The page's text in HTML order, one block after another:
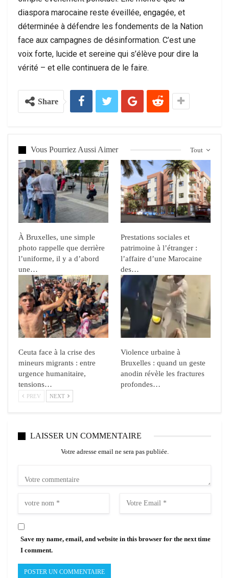
diaspora marocaine reste éveillée, engagée, et
déterminée à défendre les fondements de la Nation
face aux campagnes de désinformation. C’est une
voix forte, lucide et sereine qui s’élève pour dire la
vérité – et elle continuera de le faire.
Share
Tout
Vous Pourriez Aussi Aimer
À Bruxelles, une simple
photo rappelle que derrière
l’uniforme, il y a d’abord
une…
Prestations sociales et
patrimoine à l’étranger :
l’affaire d’une Marocaine
des…
Ceuta face à la crise des
mineurs migrants : entre
urgence humanitaire,
tensions…
Violence urbaine à
Bruxelles : quand un geste
anodin révèle les fractures
profondes…
PREV NEXT
LAISSER UN COMMENTAIRE
Votre adresse email ne sera pas publiée.
Save my name, email, and website in this browser for the next time
I comment.